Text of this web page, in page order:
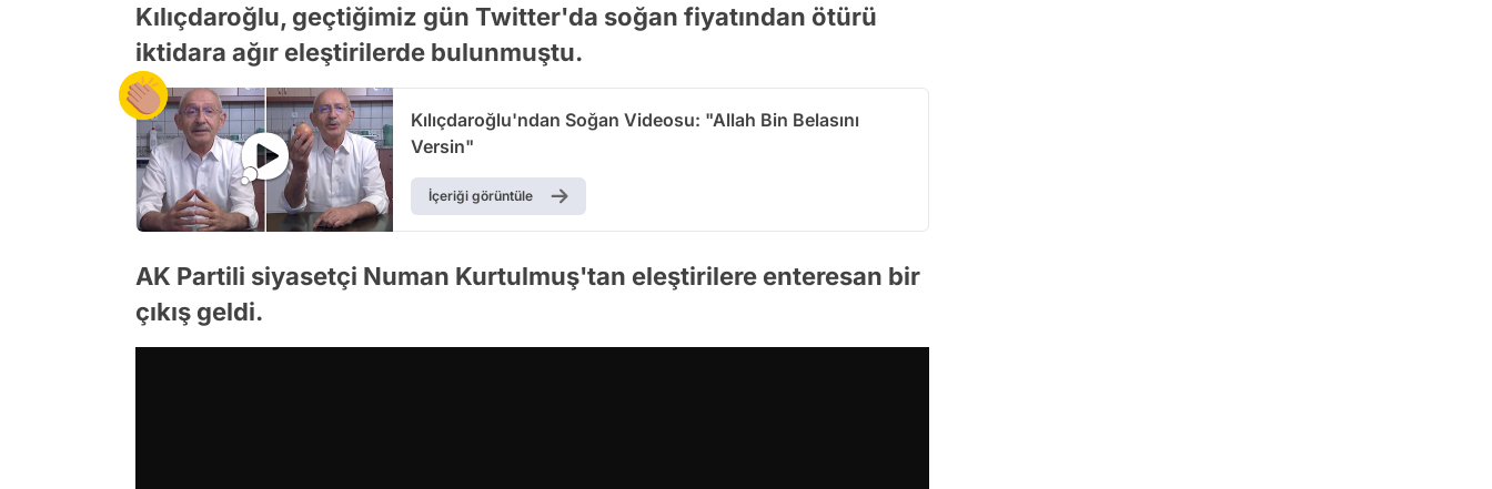
Kılıçdaroğlu, geçtiğimiz gün Twitter'da soğan fiyatından ötürü
iktidara ağır eleştirilerde bulunmuştu.
Kılıçdaroğlu'ndan Soğan Videosu: "Allah Bin Belasını
Versin"
İçeriği görüntüle
AK Partili siyasetçi Numan Kurtulmuş'tan eleştirilere enteresan bir
çıkış geldi.